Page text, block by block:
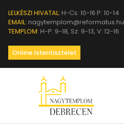
LELKÉSZI HIVATAL: H-Cs: 10-16 P: 10-14
EMAIL: nagytemplom@reformatus.hu
TEMPLOM: H-P: 9-18, Sz: 9-13, V: 12-16
Online Istentisztelet